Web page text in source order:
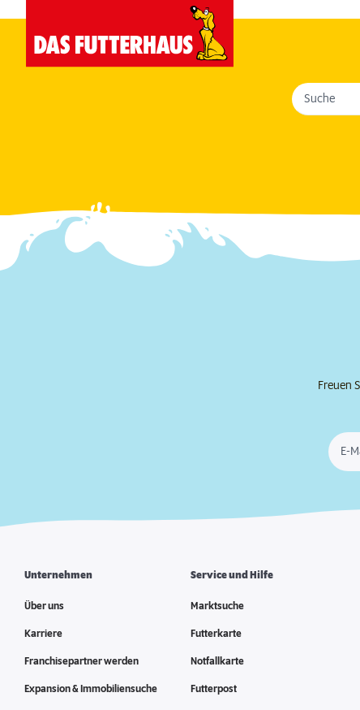
Suche
Freuen
E-
Unternehmen
Über uns
Karriere
Franchisepartner werden
Expansion & Immobiliensuche
Service und Hilfe
Marktsuche
Futterkarte
Notfallkarte
Futterpost